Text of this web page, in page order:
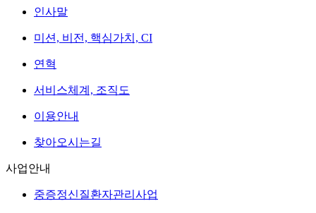
인사말
미션, 비전, 핵심가치, CI
연혁
서비스체계, 조직도
이용안내
찾아오시는길
사업안내
중증정신질환자관리사업